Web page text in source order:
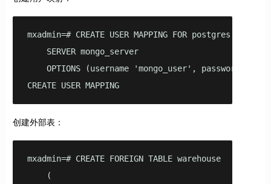
mxadmin=# CREATE USER MAPPING FOR postgres
    SERVER mongo_server
OPTIONS (username 'mongo_user', password
CREATE USER MAPPING
创建外部表：
mxadmin=# CREATE FOREIGN TABLE warehouse
    (